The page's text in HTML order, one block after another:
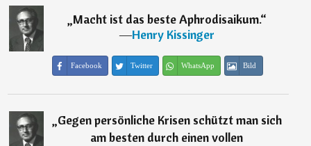
„Macht ist das beste Aphrodisaikum.“
―Henry Kissinger
Facebook Twitter WhatsApp Bild
„Gegen persönliche Krisen schützt man sich
am besten durch einen vollen